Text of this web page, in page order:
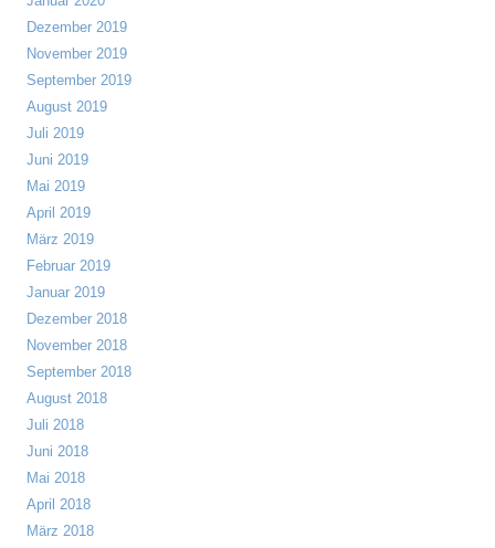
Dezember 2019
November 2019
September 2019
August 2019
Juli 2019
Juni 2019
Mai 2019
April 2019
März 2019
Februar 2019
Januar 2019
Dezember 2018
November 2018
September 2018
August 2018
Juli 2018
Juni 2018
Mai 2018
April 2018
März 2018